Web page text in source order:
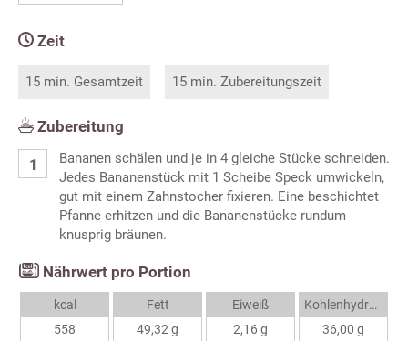
Zeit
15 min. Gesamtzeit 15 min. Zubereitungszeit
Zubereitung
Bananen schälen und je in 4 gleiche Stücke schneiden.
Jedes Bananenstück mit 1 Scheibe Speck umwickeln,
gut mit einem Zahnstocher fixieren. Eine beschichtet
Pfanne erhitzen und die Bananenstücke rundum
knusprig bräunen.
Nährwert pro Portion
kcal
558
Fett
49,32 g
Eiweiß
2,16 g
Kohlenhydrate
36,00 g